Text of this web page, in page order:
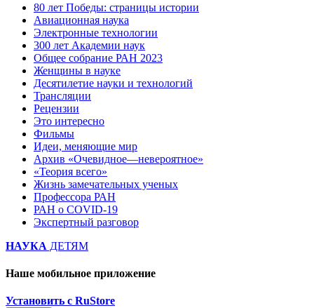
80 лет Победы: страницы истории
Авиационная наука
Электронные технологии
300 лет Академии наук
Общее собрание РАН 2023
Женщины в науке
Десятилетие науки и технологий
Трансляции
Рецензии
Это интересно
Фильмы
Идеи, меняющие мир
Архив «Очевидное—невероятное»
«Теория всего»
Жизнь замечательных ученых
Профессора РАН
РАН о COVID-19
Экспертный разговор
НАУКА ДЕТЯМ
Наше мобильное приложение
Установить с RuStore